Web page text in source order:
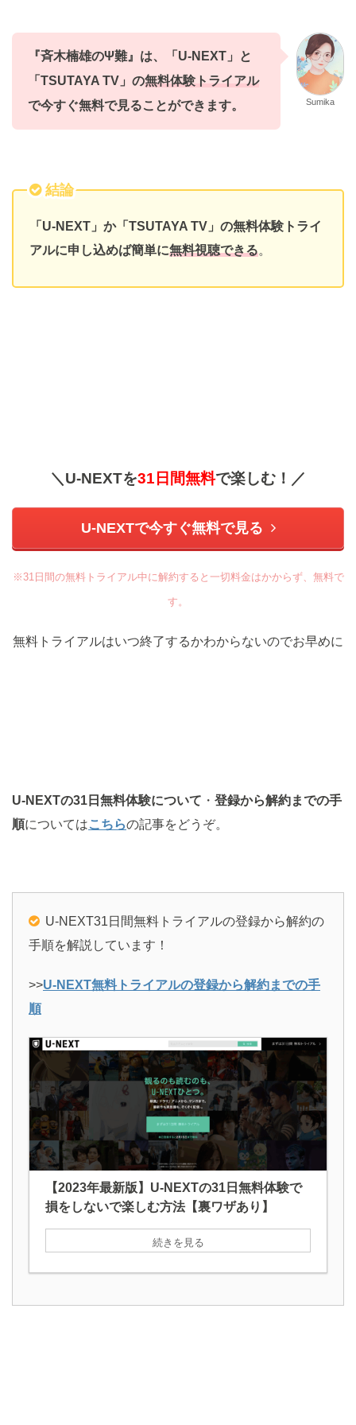
『斉木楠雄のΨ難』 は、
「U-NEXT」と
「TSUTAYA TV 」 の無料体験トライアル
で今すぐ無料で見ることができます。 Sumika
結論
「U-NEXT」か「TSUTAYA TV」の無料体験トライ
アルに申し込めば簡単に無料視聴できる。
＼U-NEXTを31日間無料で楽しむ！／
U-NEXTで今すぐ無料で見る
※31日間の無料トライアル中に解約すると一切料金はかからず、無料で
す。
無料トライアルはいつ終了するかわからないのでお早めに
U-NEXTの31日無料体験について ・ 登録から解約までの手
順についてはこちらの記事をどうぞ。
U-NEXT31日間無料トライアルの登録から解約の
手順を解説しています！
>>U-NEXT無料トライアルの登録から解約までの手
順
【2023年最新版】U-NEXTの31日無料体験で
損をしないで楽しむ方法【裏ワザあり】
続きを見る